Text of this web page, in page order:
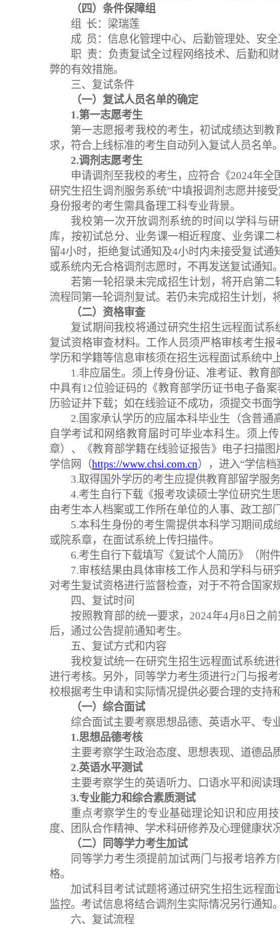
（四）条件保障组
组
长：梁瑞莲
成 员：信息化管理中心、后勤管理处、安
职 责：负责复试全过程网络技术、后勤和
弊的有效措施。
三、复试条件
（一）复试人员名单的确定
1.第一志愿考生
第一志愿报考我校的考生，初试成绩达到教
求，符合上线标准的考生自动列入复试人员名单。
2.调剂志愿考生
申请调剂至我校的考生， 应符合《2024年全
研究生招生调剂服务系统”中填报调剂志愿并接
身份报考的考生需具备理工科专业背景。
我校第一次开放调剂系统的 时间以学科与
库， 按初试总分、业务课一相近程度、业务课二
留4小时，拒绝复试通知及4小时内未接受复试通
或系统内无合格调剂志愿时，不再发送复试通知。
若第一轮招录未完成招生计划，将开启第
流程同第一轮调剂复试。若仍未完成招生计划，
（二）资格审查
复试期间我校将通过研究生招生远程面试
复试资格审查材料。工作人员须严格审核考生报
学历和学籍等信息审核须在招生远程面试系统中
1.非应届生。须上传身份证、准考证、教育
中具有12位验证码的《教育部学历证书电子备
历验证并下载；如在线验证不成功，须提交书面
2.国家承认学历的应届本科毕业生（含普
自学考试和网络教育届时可毕业本科生。须上
章） 、 《教育部学籍在线验证报告》电子扫描图
学信网（https://www.chsi.com.cn），进入“学信档
3.取得国外学历的考生应提供教育部留学服
4.考生 自行下载《报考攻读硕士学位研究生
由考生本人档案或工作所在单位的人事、政工部
5.本科生身份的考生需提供本科学习期间成
或院系章， 在面试系统上传扫描件。
6.考生自行下载填写《复试个人简历》（附件
7.审核结果由具体审核工作人员和学科与研
对考生复试资格进行监督检查，对于不符合国家
四、复试时间
按照教育部的统一要求， 2024年4月8日之
后，通过公告提前通知考生。
五、复试方式和内容
我校复试统一在研究生招生远程面试系统
进行考核。另外，同等学力考生须进行2门与报考
校根据考生申请和实际情况提供必要合理的支持
（一）综合面试
综合面试主要考察思想品德、 英语水平、专
1.思想品德考核
主要考察学生政治态度、思想表现、道德品
2.英语水平测试
主要考察学生的英语听力、 口语水平和阅读
3.专业能力和综合素质测试
重点考察学生的专业基础理论知识和应用
度、团队合作精神、 学术科研修养及心理健康状
（二）同等学力考生加试
同等学力考生须提前加试两门与报考培养方
格。
加试科目考试试题将通过研究生招生远程
监控。考试信息将结合调剂生实际情况另行通知。
六、复试流程